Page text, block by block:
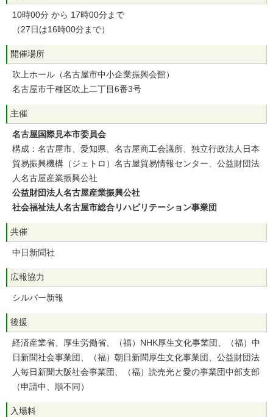
10時00分 から 17時00分まで
（27日は16時00分まで）
開催場所
吹上ホール（名古屋市中小企業振興会館）
名古屋市千種区吹上二丁目6番3号
主催
名古屋国際見本市委員会
構成：名古屋市、愛知県、名古屋商工会議所、独立行政法人日本
貿易振興機構（ジェトロ）名古屋貿易情報センター、公益財団法
人名古屋産業振興公社
公益財団法人名古屋産業振興公社
社会福祉法人名古屋市総合リハビリテーション事業団
共催
中日新聞社
広報協力
シルバー新報
後援
経済産業省、厚生労働省、（福）NHK厚生文化事業団、（福）中
日新聞社会事業団、（福）朝日新聞厚生文化事業団、公益財団法
人毎日新聞大阪社会事業団、（福）読売光と愛の事業団中部支部
（申請中、順不同）
入場料